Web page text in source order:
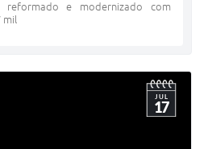
reformado e modernizado com
JUL
17